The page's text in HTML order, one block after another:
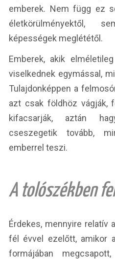
emberek. Nem függ ez
életkörülményektől,
képességek meglététől.
Emberek, akik
viselkednek egymással,
Tulajdonképpen a
azt csak földhöz vágják,
kifacsarják, aztán
cseszegetik tovább,
emberrel teszi.
A tolószékben
Érdekes, mennyire relatív
fél évvel ezelőtt, amikor
formájában